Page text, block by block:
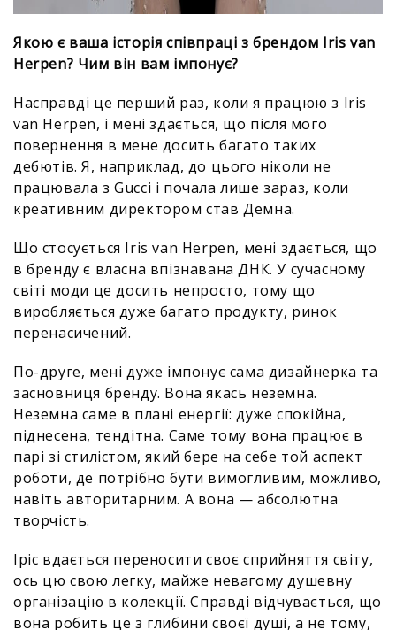
Якою є ваша історія співпраці з брендом Iris van
Herpen? Чим він вам імпонує?
Насправді це перший раз, коли я працюю з Iris
van Herpen, і мені здається, що після мого
повернення в мене досить багато таких
дебютів. Я, наприклад, до цього ніколи не
працювала з Gucci і почала лише зараз, коли
креативним директором став Демна.
Що стосується Iris van Herpen, мені здається, що
в бренду є власна впізнавана ДНК. У сучасному
світі моди це досить непросто, тому що
виробляється дуже багато продукту, ринок
перенасичений.
По-друге, мені дуже імпонує сама дизайнерка та
засновниця бренду. Вона якась неземна.
Неземна саме в плані енергії: дуже спокійна,
піднесена, тендітна. Саме тому вона працює в
парі зі стилістом, який бере на себе той аспект
роботи, де потрібно бути вимогливим, можливо,
навіть авторитарним. А вона — абсолютна
творчість.
Іріс вдається переносити своє сприйняття світу,
ось цю свою легку, майже невагому душевну
організацію в колекції. Справді відчувається, що
вона робить це з глибини своєї душі, а не тому,